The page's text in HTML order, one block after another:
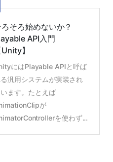
ろそろ始めないか？
API入門
Unity】
にはPlayable APIと呼ば
汎用システムが実装され
ます。たとえば
が
を使わず...